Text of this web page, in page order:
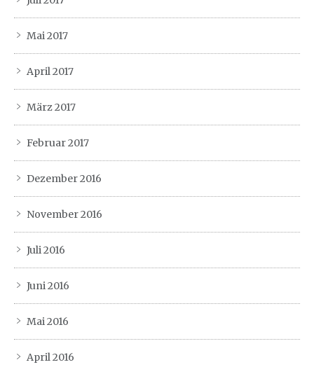
Mai 2017
April 2017
März 2017
Februar 2017
Dezember 2016
November 2016
Juli 2016
Juni 2016
Mai 2016
April 2016